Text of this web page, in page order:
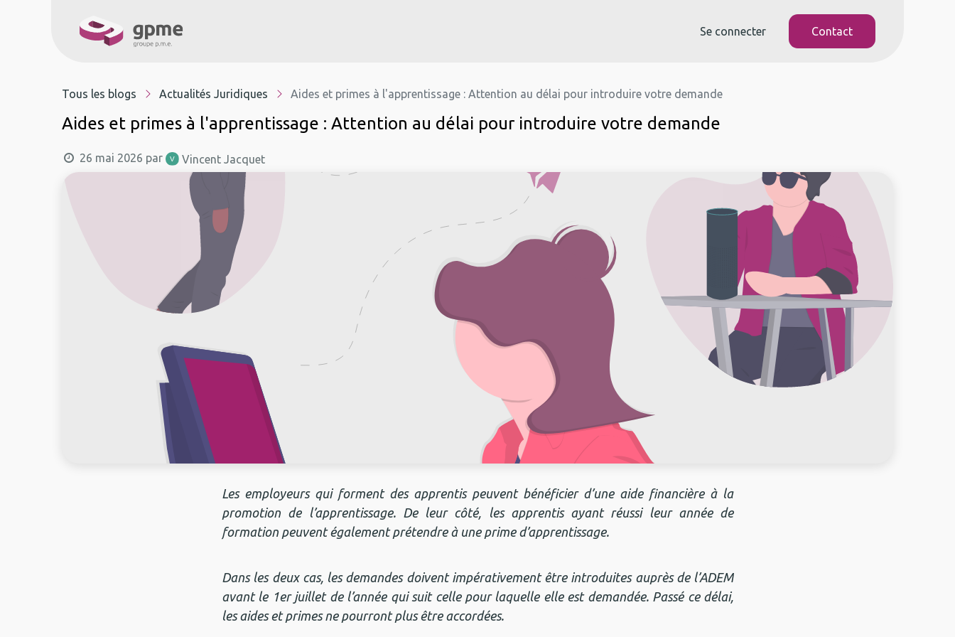
Se connecter Contact
Tous les blogs Actualités Juridiques Aides et primes à l'apprentissage : Attention au délai pour introduire votre demande
Aides et primes à l'apprentissage : Attention au délai pour introduire votre demande
26 mai 2026 par Vincent Jacquet
Les employeurs qui forment des apprentis peuvent bénéficier d’une aide financière à la
promotion de l’apprentissage. De leur côté, les apprentis ayant réussi leur année de
formation peuvent également prétendre à une prime d’apprentissage.
Dans les deux cas, les demandes doivent impérativement être introduites auprès de l’ADEM
avant le 1er juillet de l’année qui suit celle pour laquelle elle est demandée. Passé ce délai,
les aides et primes ne pourront plus être accordées.